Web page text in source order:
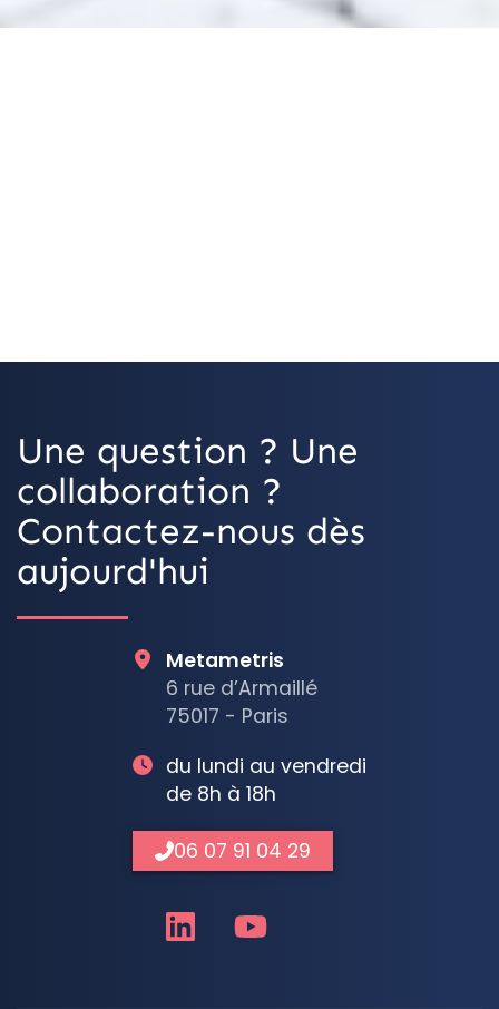
Une question ? Une
collaboration ?
Contactez-nous dès
aujourd'hui
Metametris
6 rue d’Armaillé
75017 - Paris
du lundi au vendredi
de 8h à 18h
06 07 91 04 29